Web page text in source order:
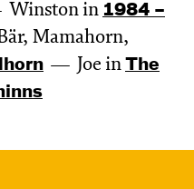
Winston in 1984 –
Mamahorn,
Joe in The